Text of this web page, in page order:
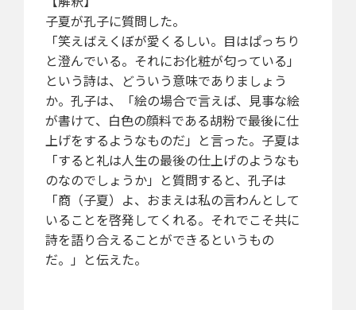
子夏が孔子に質問した。
「笑えばえくぼが愛くるしい。目はぱっちり
と澄んでいる。それにお化粧が匂っている」
という詩は、どういう意味でありましょう
か。孔子は、「絵の場合で言えば、見事な絵
が書けて、白色の顔料である胡粉で最後に仕
上げをするようなものだ」と言った。子夏は
「すると礼は人生の最後の仕上げのようなも
のなのでしょうか」と質問すると、孔子は
「商（子夏）よ、おまえは私の言わんとして
いることを啓発してくれる。それでこそ共に
詩を語り合えることができるというもの
だ。」と伝えた。